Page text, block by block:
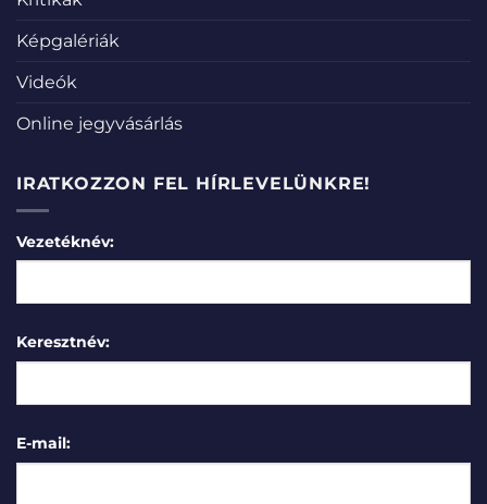
Képgalériák
Videók
Online jegyvásárlás
IRATKOZZON FEL HÍRLEVELÜNKRE!
Vezetéknév:
Keresztnév:
E-mail: